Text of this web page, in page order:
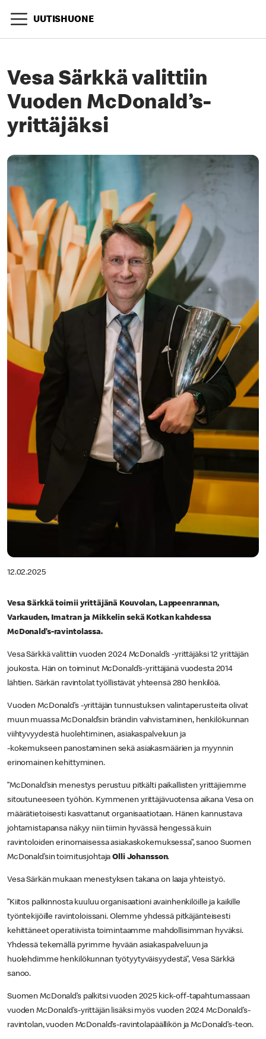
UUTISHUONE
Vesa Särkkä valittiin
Vuoden McDonald’s-
yrittäjäksi
12.02.2025
Vesa Särkkä toimii yrittäjänä Kouvolan, Lappeenrannan,
Varkauden, Imatran ja Mikkelin sekä Kotkan kahdessa
McDonald’s-ravintolassa.
Vesa Särkkä valittiin vuoden 2024 McDonald’s -yrittäjäksi 12 yrittäjän
joukosta. Hän on toiminut McDonald’s-yrittäjänä vuodesta 2014
lähtien. Särkän ravintolat työllistävät yhteensä 280 henkilöä.
Vuoden McDonald’s -yrittäjän tunnustuksen valintaperusteita olivat
muun muassa McDonald’sin brändin vahvistaminen, henkilökunnan
viihtyvyydestä huolehtiminen, asiakaspalveluun ja
-kokemukseen panostaminen sekä asiakasmäärien ja myynnin
erinomainen kehittyminen.
”McDonald’sin menestys perustuu pitkälti paikallisten yrittäjiemme
sitoutuneeseen työhön. Kymmenen yrittäjävuotensa aikana Vesa on
määrätietoisesti kasvattanut organisaatiotaan. Hänen kannustava
johtamistapansa näkyy niin tiimin hyvässä hengessä kuin
ravintoloiden erinomaisessa asiakaskokemuksessa”, sanoo Suomen
McDonald’sin toimitusjohtajaOlli Johansson.
Vesa Särkän mukaan menestyksen takana on laaja yhteistyö.
”Kiitos palkinnosta kuuluu organisaationi avainhenkilöille ja kaikille
työntekijöille ravintoloissani. Olemme yhdessä pitkäjänteisesti
kehittäneet operatiivista toimintaamme mahdollisimman hyväksi.
Yhdessä tekemällä pyrimme hyvään asiakaspalveluun ja
huolehdimme henkilökunnan työtyytyväisyydestä”, Vesa Särkkä
sanoo.
Suomen McDonald’s palkitsi vuoden 2025 kick-off-tapahtumassaan
vuoden McDonald’s-yrittäjän lisäksi myös vuoden 2024 McDonald’s-
ravintolan, vuoden McDonald’s-ravintolapäällikön ja McDonald’s-teon.